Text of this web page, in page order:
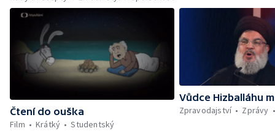
Čtení do ouška
Film
Krátký Studentský
Vůdce Hizballáhu
Zpravodajství
Zprávy